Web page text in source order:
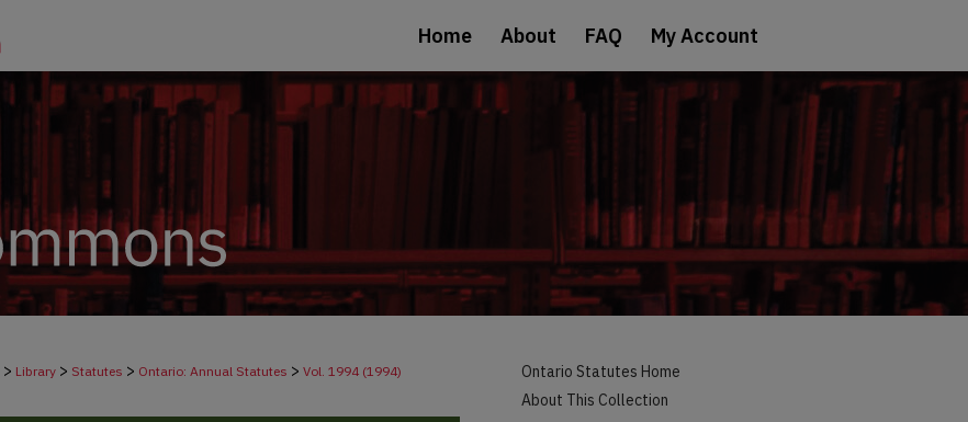
Home About FAQ My Account
> Library > Statutes > Ontario: Annual Statutes > Vol. 1994 (1994)
Ontario Statutes Home
About This Collection